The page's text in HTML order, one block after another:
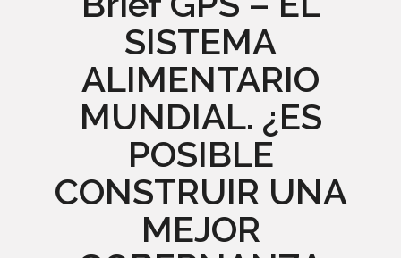
SISTEMA
ALIMENTARIO
MUNDIAL. ¿ES
POSIBLE
CONSTRUIR UNA
MEJOR